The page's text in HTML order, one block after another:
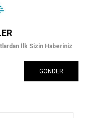
İlk Sizin Haberiniz
GÖNDER